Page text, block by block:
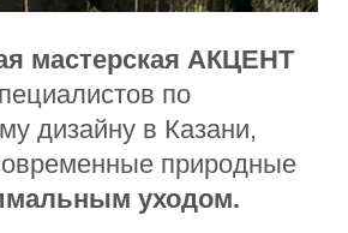
грамотная работа
архитектуры
любой